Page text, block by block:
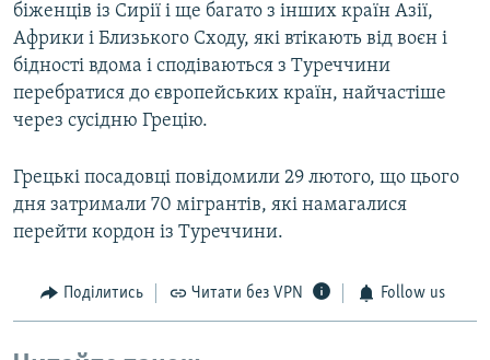
біженців із Сирії і ще багато з інших країн Азії,
Африки і Близького Сходу, які втікають від воєн і
бідності вдома і сподіваються з Туреччини
перебратися до європейських країн, найчастіше
через сусідню Грецію.
Грецькі посадовці повідомили 29 лютого, що цього
дня затримали 70 мігрантів, які намагалися
перейти кордон із Туреччини.
Поділитись Читати без VPN Follow us